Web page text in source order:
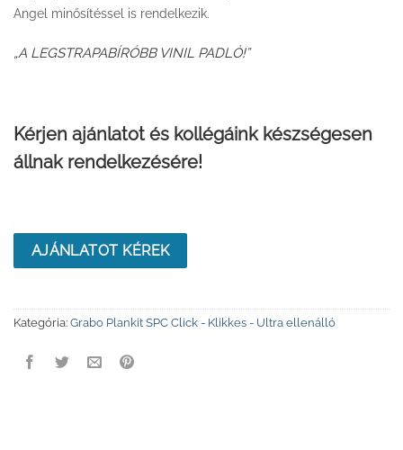
Angel minősítéssel is rendelkezik.
„A LEGSTRAPABÍRÓBB VINIL PADLÓ!”
Kérjen ajánlatot és kollégáink készségesen
állnak rendelkezésére!
AJÁNLATOT KÉREK
Kategória: Grabo Plankit SPC Click - Klikkes - Ultra ellenálló